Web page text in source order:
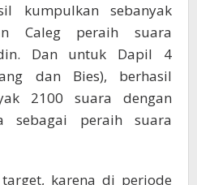
kumpulkan sebanyak
Caleg peraih suara
Dan untuk Dapil 4
dan Bies), berhasil
2100 suara dengan
sebagai peraih suara
karena di periode